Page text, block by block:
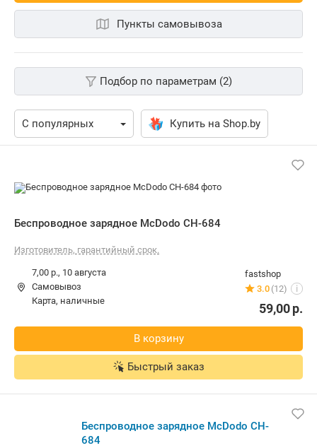
Пункты самовывоза
Подбор по параметрам (2)
Купить на Shop.by
Беспроводное зарядное McDodo CH-684
Изготовитель, гарантийный срок.
fastshop
3.0 (12) i
7,00 р., 10 августа
Самовывоз
карта, наличные
59,00р.
В корзину
Быстрый заказ
Беспроводное зарядное McDodo CH-
684